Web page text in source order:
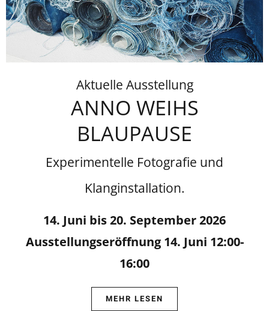
Aktuelle Ausstellung
ANNO WEIHS
BLAUPAUSE
Experimentelle Fotografie und
Klanginstallation.
14. Juni bis 20. September 2026
Ausstellungseröffnung 14. Juni 12:00-
16:00
MEHR LESEN